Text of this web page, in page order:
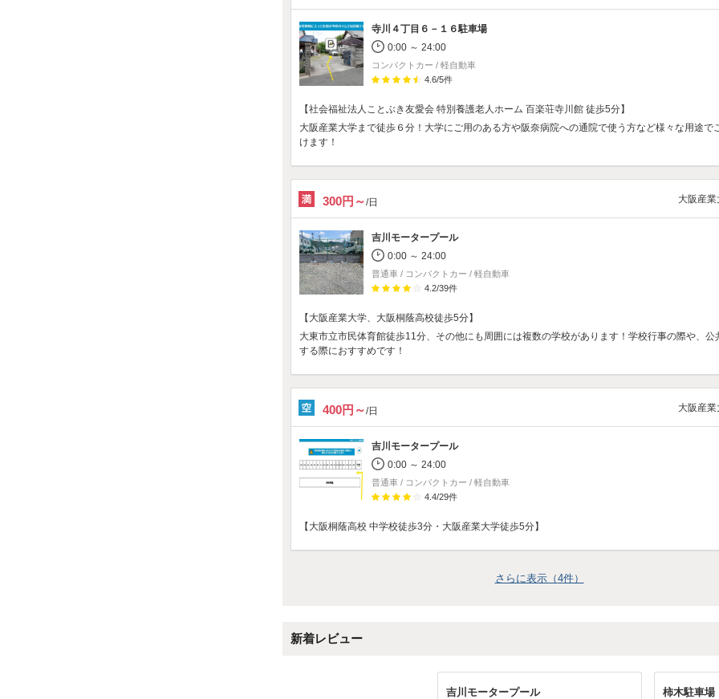
寺川４丁目６－１６駐車場
0:00 ～ 24:00
コンパクトカー / 軽自動車
4.6/5件
【社会福祉法人ことぶき友愛会 特別養護老人ホーム 百楽荘寺川館 徒歩5分】
大阪産業大学まで徒歩６分！大学にご用のある方や阪奈病院への通院で使う方など様々な用途で
けます！
300円～/日 大阪産業
吉川モータープール
0:00 ～ 24:00
普通車 / コンパクトカー / 軽自動車
4.2/39件
【大阪産業大学、大阪桐蔭高校徒歩5分】
大東市立市民体育館徒歩11分、その他にも周囲には複数の学校があります！学校行事の際や、公
する際におすすめです！
400円～/日 大阪産業
吉川モータープール
0:00 ～ 24:00
普通車 / コンパクトカー / 軽自動車
4.4/29件
【大阪桐蔭高校 中学校徒歩3分・大阪産業大学徒歩5分】
さらに表示（4件）
新着レビュー
吉川モータープール
柿木駐車場